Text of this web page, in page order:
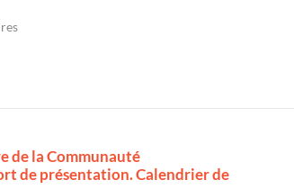
de la Communauté
de présentation. Calendrier de